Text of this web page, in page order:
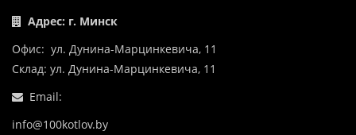
Адрес: г. Минск
Офис: ул. Дунина-Марцинкевича, 11
Склад: ул. Дунина-Марцинкевича, 11
Email:
info@100kotlov.by